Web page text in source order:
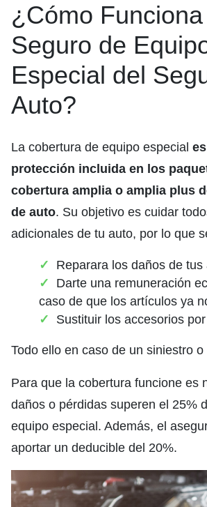
¿Cómo
Seguro de
Especial del
Auto?
La cobertura de equipo especial
protección incluida en los
cobertura amplia o amplia plus
de auto. Su objetivo es cuidar
adicionales de tu auto, por lo que
Reparara los daños de tus
Darte una remuneración
caso de que los artículos ya
Sustituir los accesorios
Todo ello en caso de un siniestro
Para que la cobertura funcione es
daños o pérdidas superen el 25%
equipo especial. Además, el
aportar un deducible del 20%.